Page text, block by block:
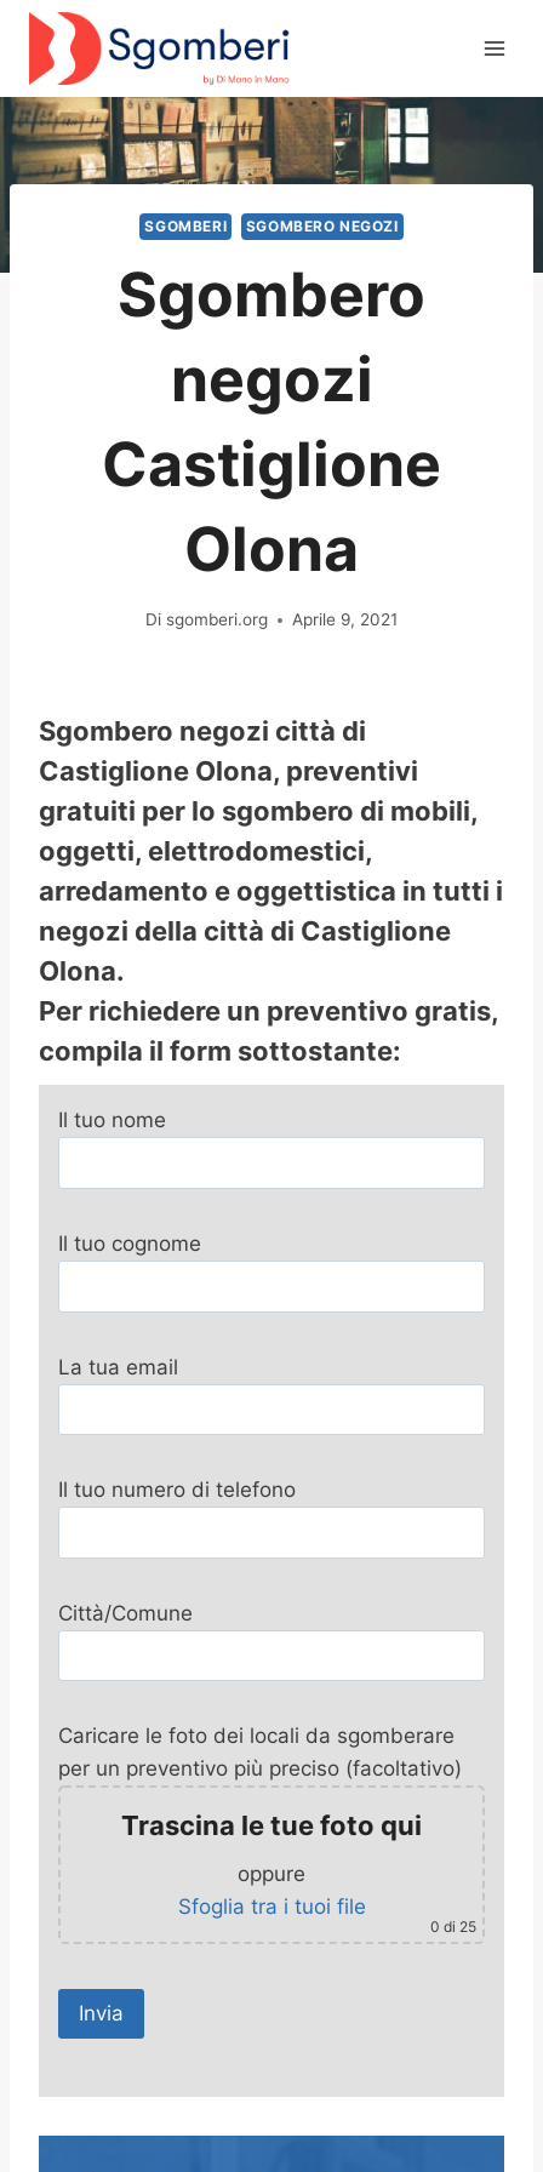
Salta
contenuto
SGOMBERI SGOMBERO NEGOZI
Sgombero
negozi
Castiglione
Olona
Di sgomberi.org Aprile 9, 2021
Sgombero negozi città di
Castiglione Olona, preventivi
gratuiti per lo sgombero di mobili,
oggetti, elettrodomestici,
arredamento e oggettistica in tutti i
negozi della città di Castiglione
Olona.
Per richiedere un preventivo gratis,
compila il form sottostante:
Il tuo nome
Il tuo cognome
La tua email
Il tuo numero di telefono
Città/Comune
Caricare le foto dei locali da sgomberare
per un preventivo più preciso (facoltativo)
Trascina le tue foto qui
oppure
Sfoglia tra i tuoi file
0 di 25
A